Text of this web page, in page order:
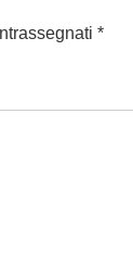
*